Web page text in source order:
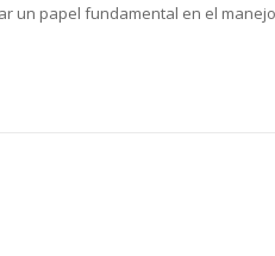
un papel fundamental en el